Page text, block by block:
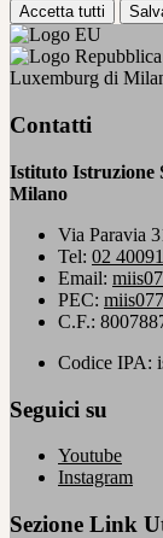
Accetta tutti
Luxemburg di
Contatti
Istituto Istruzione
Milano
Via Paravia
Tel: 02
Email:
PEC:
C.F.:
Codice IPA:
Seguici su
Youtube
Instagram
Sezione Link